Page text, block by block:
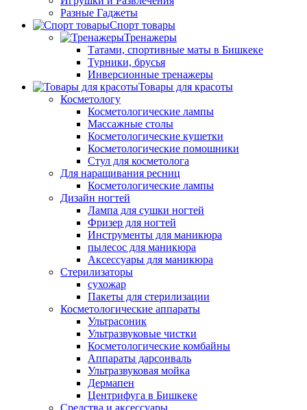
Разные Гаджеты
Спорт товары
Тренажеры
Татами, спортивные маты в Бишкеке
Турники, брусья
Инверсионные тренажеры
Товары для красоты
Косметологу
Косметологические лампы
Массажные столы
Косметологические кушетки
Косметологические помошники
Стул для косметолога
Для наращивания ресниц
Косметологические лампы
Дизайн ногтей
Лампа для сушки ногтей
Фризер для ногтей
Инструменты для маникюра
пылесос для маникюра
Аксессуары для маникюра
Стерилизаторы
сухожар
Пакеты для стерилизации
Косметологические аппараты
Ультрасоник
Ультразвуковые чистки
Косметологические комбайны
Аппараты дарсонваль
Ультразвуковая мойка
Дермапен
Центрифуга в Бишкеке
Средства и аксессуары